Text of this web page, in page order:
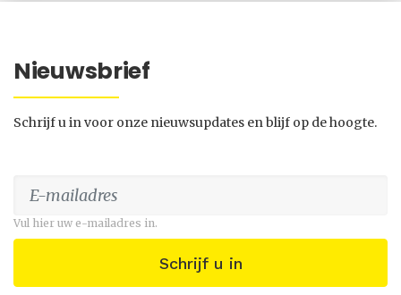
Nieuwsbrief
Schrijf u in voor onze nieuwsupdates en blijf op de hoogte.
Vul hier uw e-mailadres in.
Schrijf u in